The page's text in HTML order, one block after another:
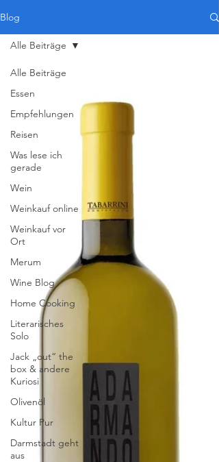
Blog
Alle Beiträge
Essen
Empfehlungen
Reisen
Was lese ich
gerade
Wein
Weinkauf online
Weinkauf vor
Ort
Merum
Wine Blog
Home Cooking
Literarisches
Solo
Jack „out“ the
box & andere
Kuriosi
Olivenöl
Kultur Pur
Darmstadt geht
aus
Alle Beiträge